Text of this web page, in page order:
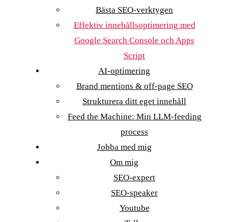
Bästa SEO-verktygen
Effektiv innehållsoptimering med
Google Search Console och Apps
Script
AI-optimering
Brand mentions & off-page SEO
Strukturera ditt eget innehåll
Feed the Machine: Min LLM-feeding
process
Jobba med mig
Om mig
SEO-expert
SEO-speaker
Youtube